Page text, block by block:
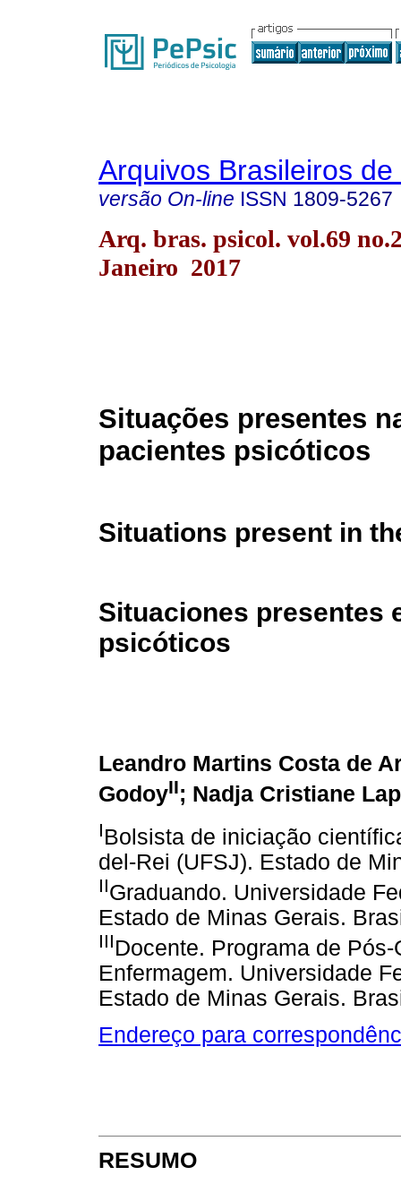
Arquivos Brasileiros
versão On-line ISSN 1809-5267
Arq. bras. psicol. vol.69
Janeiro 2017
Situações presentes
pacientes psicóticos
Situations present in
Situaciones presentes
psicóticos
Leandro Martins Costa de
GodoyII; Nadja Cristiane
IBolsista de iniciação
del-Rei (UFSJ). Estado de
IIGraduando. Universidade
Estado de Minas Gerais.
IIIDocente. Programa de
Enfermagem. Universidade
Estado de Minas Gerais.
Endereço para
RESUMO